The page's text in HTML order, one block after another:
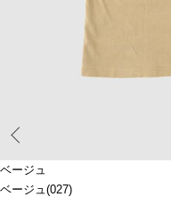
ベージュ
ベージュ(027)